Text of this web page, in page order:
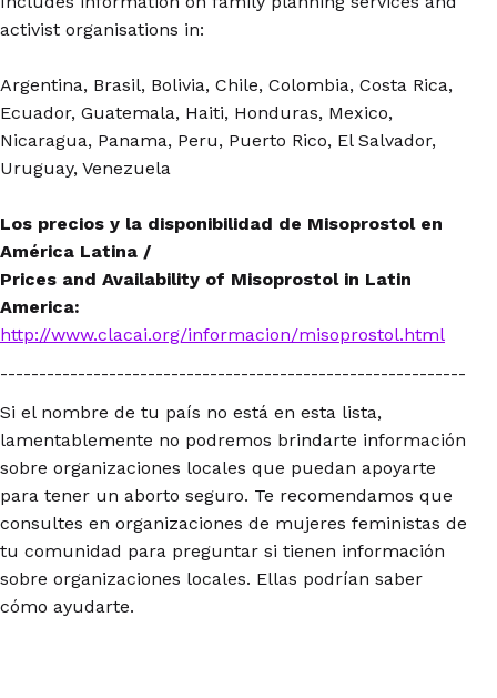
activist organisations in:
Argentina, Brasil, Bolivia, Chile, Colombia, Costa Rica,
Ecuador, Guatemala, Haiti, Honduras, Mexico,
Nicaragua, Panama, Peru, Puerto Rico, El Salvador,
Uruguay, Venezuela
Los precios y la disponibilidad de Misoprostol en
América Latina /
Prices and Availability of Misoprostol in Latin
America:
http://www.clacai.org/informacion/misoprostol.html
------------------------------------------------------------
Si el nombre de tu país no está en esta lista,
lamentablemente no podremos brindarte información
sobre organizaciones locales que puedan apoyarte
para tener un aborto seguro. Te recomendamos que
consultes en organizaciones de mujeres feministas de
tu comunidad para preguntar si tienen información
sobre organizaciones locales. Ellas podrían saber
cómo ayudarte.